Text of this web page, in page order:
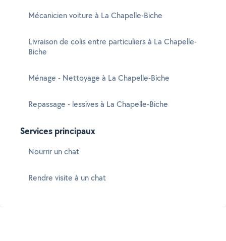
Mécanicien voiture à La Chapelle-Biche
Livraison de colis entre particuliers à La Chapelle-
Biche
Ménage - Nettoyage à La Chapelle-Biche
Repassage - lessives à La Chapelle-Biche
Services principaux
Nourrir un chat
Rendre visite à un chat